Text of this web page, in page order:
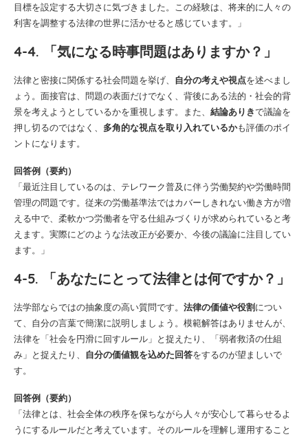
目標を設定する大切さに気づきました。この経験は、将来的に人々の
利害を調整する法律の世界に活かせると感じています。」
4-4. 「気になる時事問題はありますか？」
法律と密接に関係する社会問題を挙げ、 自分の考えや視点を述べまし
ょう。面接官は、問題の表面だけでなく、背後にある法的・社会的背
景を考えようとしているかを重視します。また、 結論ありきで議論を
押し切るのではなく、 多角的な視点を取り入れているかも評価のポイ
ントになります。
回答例（要約）
「最近注目しているのは、テレワーク普及に伴う労働契約や労働時間
管理の問題です。従来の労働基準法ではカバーしきれない働き方が増
える中で、柔軟かつ労働者を守る仕組みづくりが求められていると考
えます。実際にどのような法改正が必要か、今後の議論に注目してい
ます。」
4-5. 「あなたにとって法律とは何ですか？」
法学部ならではの抽象度の高い質問です。 法律の価値や役割につい
て、自分の言葉で簡潔に説明しましょう。模範解答はありませんが、
法律を「社会を円滑に回すルール」と捉えたり、「弱者救済の仕組
み」と捉えたり、 自分の価値観を込めた回答をするのが望ましいで
す。
回答例（要約）
「法律とは、社会全体の秩序を保ちながら人々が安心して暮らせるよ
うにするルールだと考えています。そのルールを理解し運用すること